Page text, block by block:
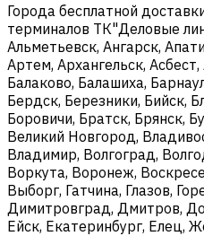
Города бесплатной
терминалов ТК"Деловые
Альметьевск, Ангарск,
Артем, Архангельск, Асбест,
Балаково, Балашиха,
Бердск, Березники, Бийск,
Боровичи, Братск, Брянск,
Великий Новгород,
Владимир, Волгоград,
Воркута, Воронеж,
Выборг, Гатчина, Глазов,
Димитровград, Дмитров,
Ейск, Екатеринбург, Елец,